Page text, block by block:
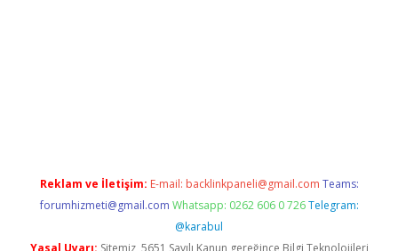
Reklam ve İletişim: E-mail: backlinkpaneli@gmail.com Teams:
forumhizmeti@gmail.com Whatsapp: 0262 606 0 726 Telegram:
@karabul
Yasal Uyarı: Sitemiz, 5651 Sayılı Kanun gereğince Bilgi Teknolojileri